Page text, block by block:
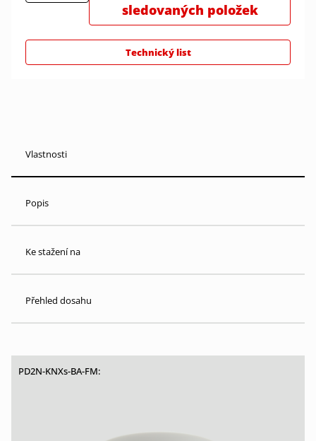
sledovaných položek
Technický list
Vlastnosti
Popis
Ke stažení na
Přehled dosahu